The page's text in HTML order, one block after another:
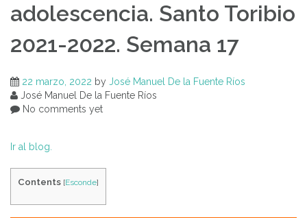
adolescencia. Santo Toribio
2021-2022. Semana 17
22 marzo, 2022 by José Manuel De la Fuente Ríos
José Manuel De la Fuente Ríos
No comments yet
Ir al blog.
Contents [Esconde]